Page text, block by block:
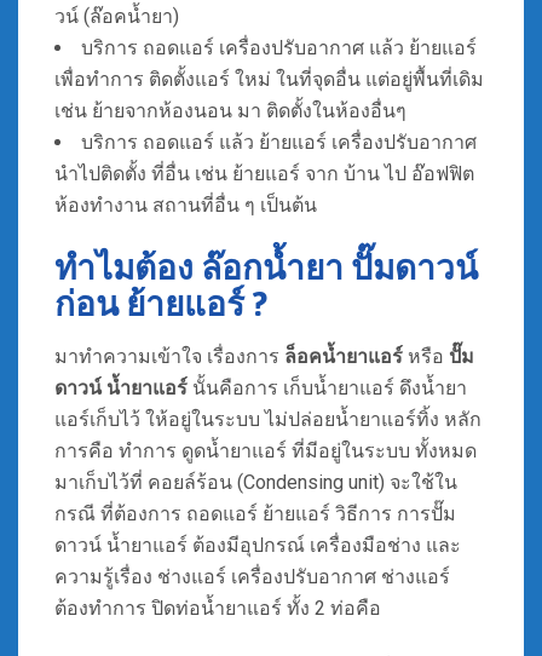
วน์ (ล๊อคน้ำยา)
บริการ ถอดแอร์ เครื่องปรับอากาศ แล้ว ย้ายแอร์
เพื่อทำการ ติดตั้งแอร์ ใหม่ ในที่จุดอื่น แต่อยู่พื้นที่เดิม
เช่น ย้ายจากห้องนอน มา ติดตั้งในห้องอื่นๆ
บริการ ถอดแอร์ แล้ว ย้ายแอร์ เครื่องปรับอากาศ
นำไปติดตั้ง ที่อื่น เช่น ย้ายแอร์ จาก บ้าน ไป อ๊อฟฟิต
ห้องทำงาน สถานที่อื่น ๆ เป็นต้น
ทำไมต้อง ล๊อกน้ำยา ปั๊มดาวน์
ก่อน ย้ายแอร์ ?
มาทำความเข้าใจ เรื่องการ ล็อคน้ำยาแอร์ หรือ ปั๊ม
ดาวน์ น้ำยาแอร์ นั้นคือการ เก็บน้ำยาแอร์ ดึงน้ำยา
แอร์เก็บไว้ ให้อยู่ในระบบ ไม่ปล่อยน้ำยาแอร์ทิ้ง หลัก
การคือ ทำการ ดูดน้ำยาแอร์ ที่มีอยู่ในระบบ ทั้งหมด
มาเก็บไว้ที่ คอยล์ร้อน (Condensing unit) จะใช้ใน
กรณี ที่ต้องการ ถอดแอร์ ย้ายแอร์ วิธีการ การปั๊ม
ดาวน์ น้ำยาแอร์ ต้องมีอุปกรณ์ เครื่องมือช่าง และ
ความรู้เรื่อง ช่างแอร์ เครื่องปรับอากาศ ช่างแอร์
ต้องทำการ ปิดท่อน้ำยาแอร์ ทั้ง 2 ท่อคือ